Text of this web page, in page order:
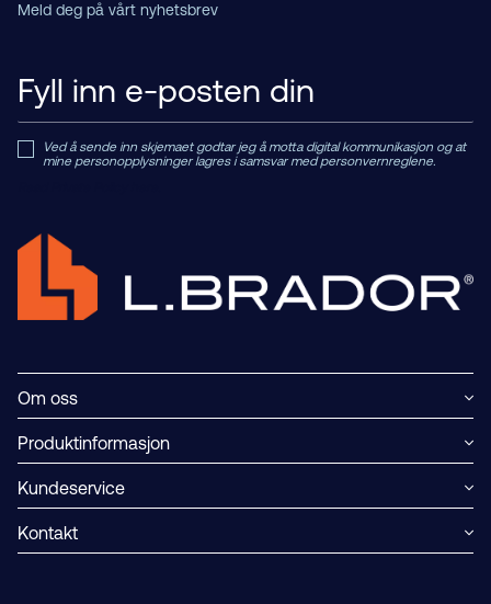
Meld deg på vårt nyhetsbrev
Ved å sende inn skjemaet godtar jeg å motta digital kommunikasjon og at
mine personopplysninger lagres i samsvar med personvernreglene.
Om oss
Produktinformasjon
Kundeservice
Kontakt